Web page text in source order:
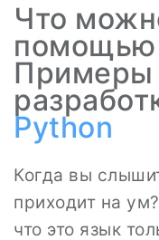
Что
помощью
Python
Когда вы
приходит на
что это язык